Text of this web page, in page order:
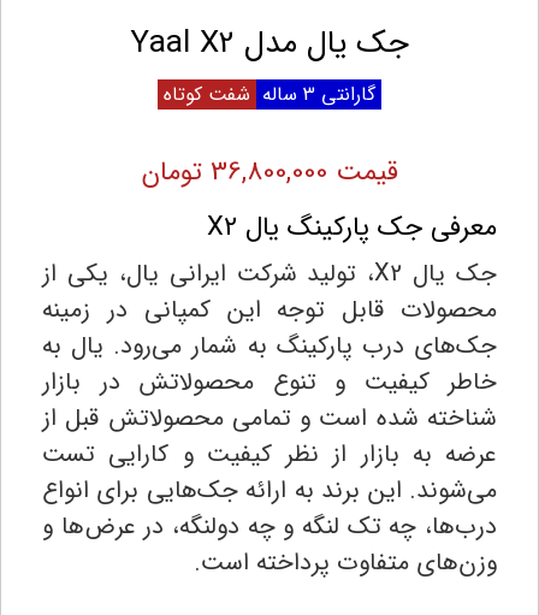
جک یال مدل Yaal X2
گارانتی 3 ساله شفت کوتاه
قیمت 36,800,000 تومان
معرفی جک پارکینگ یال X2
جک یال X2، تولید شرکت ایرانی یال، یکی از
محصولات قابل توجه این کمپانی در زمینه
جک‌های درب پارکینگ به شمار می‌رود. یال به
خاطر کیفیت و تنوع محصولاتش در بازار
شناخته شده است و تمامی محصولاتش قبل از
عرضه به بازار از نظر کیفیت و کارایی تست
می‌شوند. این برند به ارائه جک‌هایی برای انواع
درب‌ها، چه تک لنگه و چه دولنگه، در عرض‌ها و
وزن‌های متفاوت پرداخته است.